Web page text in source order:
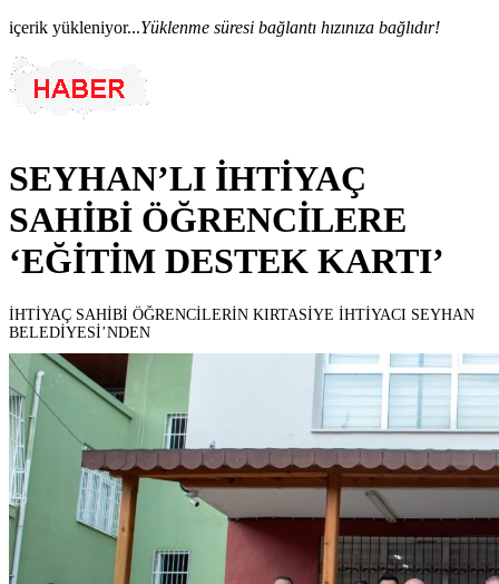
içerik yükleniyor...Yüklenme süresi bağlantı hızınıza bağlıdır!
SEYHAN’LI İHTİYAÇ
SAHİBİ ÖĞRENCİLERE
‘EĞİTİM DESTEK KARTI’
İHTİYAÇ SAHİBİ ÖĞRENCİLERİN KIRTASİYE İHTİYACI SEYHAN
BELEDİYESİ’NDEN